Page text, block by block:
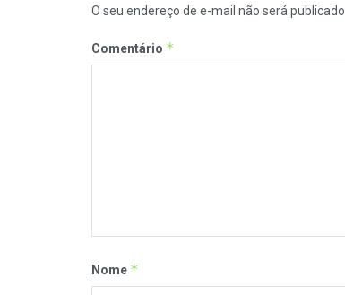
O seu endereço de e-mail não será publicado.
Comentário *
Nome *